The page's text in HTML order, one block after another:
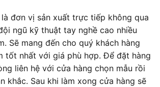
đơn vị sản xuất trực tiếp không qua
ngũ kỹ thuật tay nghề cao nhiều
Sẽ mang đến cho quý khách hàng
tốt nhất với giá phù hợp. Để đặt hàng
liên hệ với cửa hàng chọn mẫu rồi
khắc. Sau khi làm xong cửa hàng sẽ